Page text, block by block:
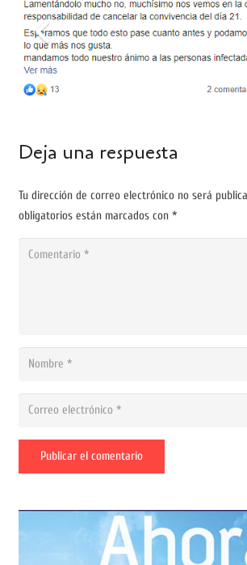
Deja una respuesta
Tu dirección de correo electrónico no será
obligatorios están marcados con *
Publicar el comentario